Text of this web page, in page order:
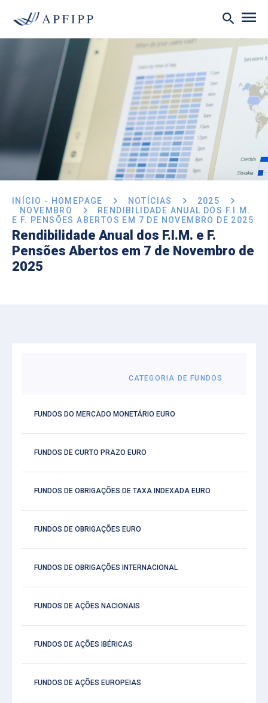
INÍCIO - HOMEPAGE NOTÍCIAS
2025
NOVEMBRO
RENDIBILIDADE ANUAL DOS F.I.M.
E F. PENSÕES ABERTOS EM 7 DE NOVEMBRO DE 2025
Rendibilidade Anual dos F.I.M. e F.
Pensões Abertos em 7 de Novembro de
2025
CATEGORIA DE FUNDOS
FUNDOS DO MERCADO MONETÁRIO EURO
FUNDOS DE CURTO PRAZO EURO
FUNDOS DE OBRIGAÇÕES DE TAXA INDEXADA EURO
FUNDOS DE OBRIGAÇÕES EURO
FUNDOS DE OBRIGAÇÕES INTERNACIONAL
FUNDOS DE AÇÕES NACIONAIS
FUNDOS DE AÇÕES IBÉRICAS
FUNDOS DE AÇÕES EUROPEIAS